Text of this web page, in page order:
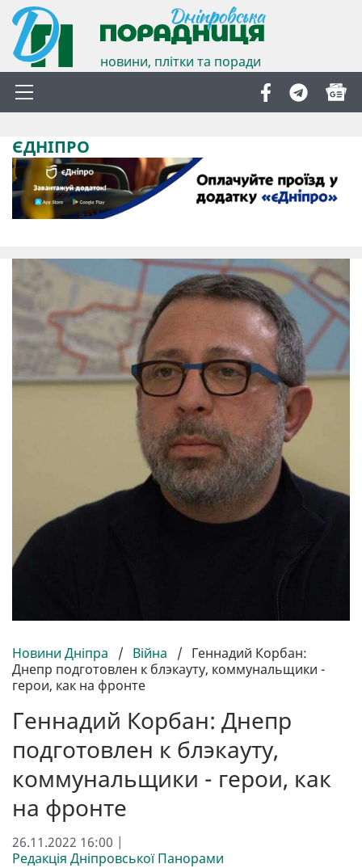
новини, плітки та поради
ЄДНІПРО
Новини Дніпра / Війна / Геннадий Корбан:
Днепр подготовлен к блэкауту, коммунальщики -
герои, как на фронте
Геннадий Корбан: Днепр
подготовлен к блэкауту,
коммунальщики - герои, как
на фронте
26.11.2022 16:00 |
Редакція Дніпровської Панорами